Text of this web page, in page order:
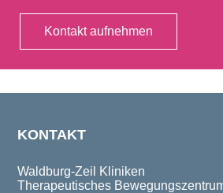
Kontakt aufnehmen
KONTAKT
Waldburg-Zeil Kliniken
Therapeutisches